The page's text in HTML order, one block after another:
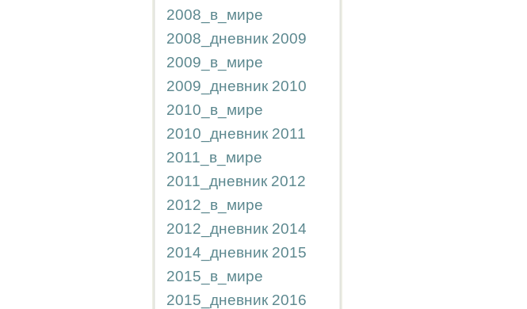
2008_в_мире
2008_дневник 2009
2009_в_мире
2009_дневник 2010
2010_в_мире
2010_дневник 2011
2011_в_мире
2011_дневник 2012
2012_в_мире
2012_дневник 2014
2014_дневник 2015
2015_в_мире
2015_дневник 2016